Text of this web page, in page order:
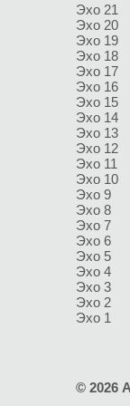
Эхо 21
Эхо 20
Эхо 19
Эхо 18
Эхо 17
Эхо 16
Эхо 15
Эхо 14
Эхо 13
Эхо 12
Эхо 11
Эхо 10
Эхо 9
Эхо 8
Эхо 7
Эхо 6
Эхо 5
Эхо 4
Эхо 3
Эхо 2
Эхо 1
© 2026